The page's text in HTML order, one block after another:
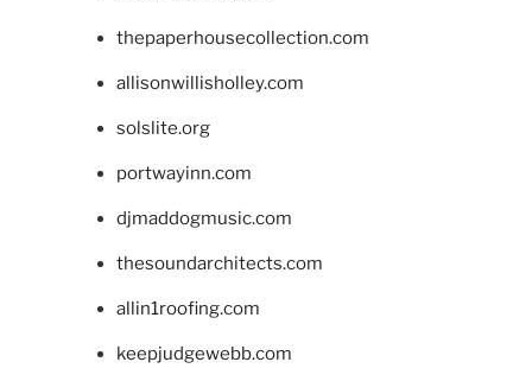
thepaperhousecollection.com
allisonwillisholley.com
solslite.org
portwayinn.com
djmaddogmusic.com
thesoundarchitects.com
allin1roofing.com
keepjudgewebb.com